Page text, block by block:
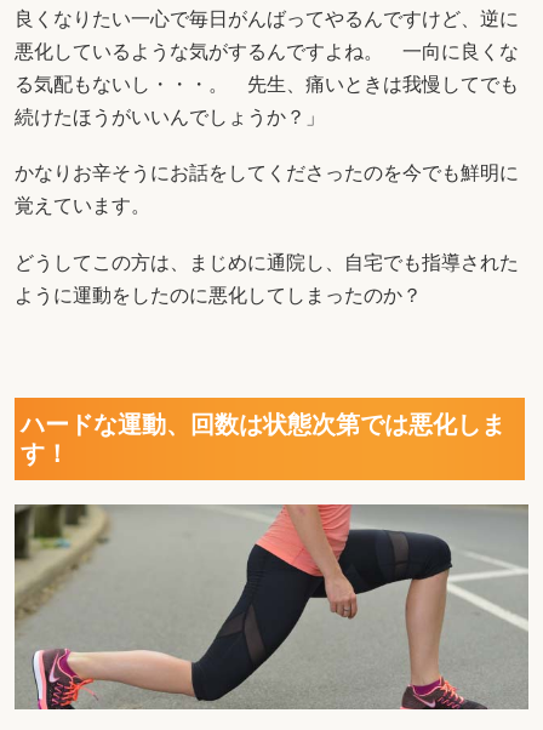
良くなりたい一心で毎日がんばってやるんですけど、逆に
悪化しているような気がするんですよね。 一向に良くな
る気配もないし・・・。 先生、痛いときは我慢してでも
続けたほうがいいんでしょうか？」
かなりお辛そうにお話をしてくださったのを今でも鮮明に
覚えています。
どうしてこの方は、まじめに通院し、自宅でも指導された
ように運動をしたのに悪化してしまったのか？
ハードな運動、回数は状態次第では悪化しま
す！